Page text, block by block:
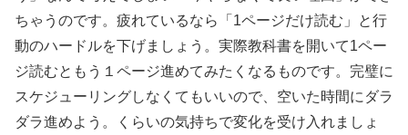
ちゃうのです。疲れているなら「1ページだけ読む」と行
動のハードルを下げましょう。実際教科書を開いて1ペー
ジ読むともう１ページ進めてみたくなるものです。完璧に
スケジューリングしなくてもいいので、空いた時間にダラ
ダラ進めよう。くらいの気持ちで変化を受け入れましょ